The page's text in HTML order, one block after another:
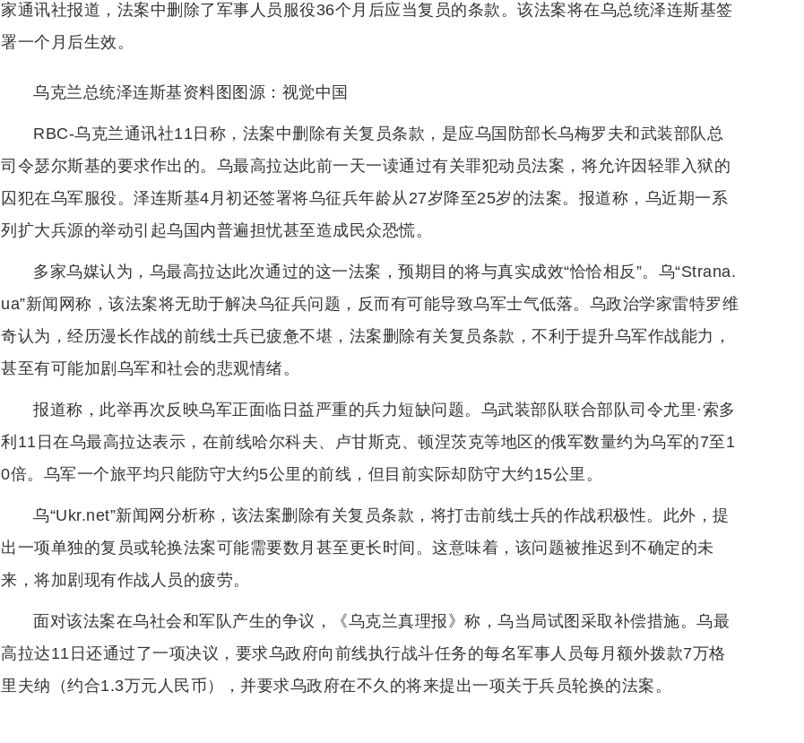
家通讯社报道，法案中删除了军事人员服役36个月后应当复员的条款。该法案将在乌总统泽连斯基签
署一个月后生效。
乌克兰总统泽连斯基资料图图源：视觉中国
RBC-乌克兰通讯社11日称，法案中删除有关复员条款，是应乌国防部长乌梅罗夫和武装部队总
司令瑟尔斯基的要求作出的。乌最高拉达此前一天一读通过有关罪犯动员法案，将允许因轻罪入狱的
囚犯在乌军服役。泽连斯基4月初还签署将乌征兵年龄从27岁降至25岁的法案。报道称，乌近期一系
列扩大兵源的举动引起乌国内普遍担忧甚至造成民众恐慌。
多家乌媒认为，乌最高拉达此次通过的这一法案，预期目的将与真实成效“恰恰相反”。乌“Strana.
ua”新闻网称，该法案将无助于解决乌征兵问题，反而有可能导致乌军士气低落。乌政治学家雷特罗维
奇认为，经历漫长作战的前线士兵已疲惫不堪，法案删除有关复员条款，不利于提升乌军作战能力，
甚至有可能加剧乌军和社会的悲观情绪。
报道称，此举再次反映乌军正面临日益严重的兵力短缺问题。乌武装部队联合部队司令尤里·索多
利11日在乌最高拉达表示，在前线哈尔科夫、卢甘斯克、顿涅茨克等地区的俄军数量约为乌军的7至1
0倍。乌军一个旅平均只能防守大约5公里的前线，但目前实际却防守大约15公里。
乌“Ukr.net”新闻网分析称，该法案删除有关复员条款，将打击前线士兵的作战积极性。此外，提
出一项单独的复员或轮换法案可能需要数月甚至更长时间。这意味着，该问题被推迟到不确定的未
来，将加剧现有作战人员的疲劳。
面对该法案在乌社会和军队产生的争议，《乌克兰真理报》称，乌当局试图采取补偿措施。乌最
高拉达11日还通过了一项决议，要求乌政府向前线执行战斗任务的每名军事人员每月额外拨款7万格
里夫纳（约合1.3万元人民币），并要求乌政府在不久的将来提出一项关于兵员轮换的法案。